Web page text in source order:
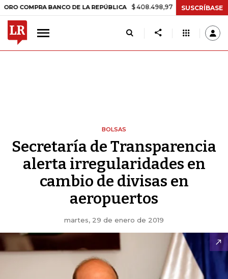
BANCO DE LA REPÚBLICA $ 408.498,97 +$ 8.753,81 +2,19%
SUSCRÍBASE
BOLSAS
Secretaría de Transparencia
alerta irregularidades en
cambio de divisas en
aeropuertos
martes, 29 de enero de 2019